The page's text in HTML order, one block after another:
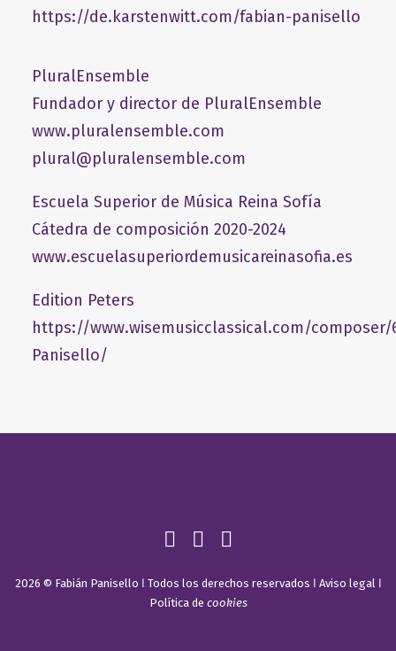
https://de.karstenwitt.com/fabian-panisello
PluralEnsemble
Fundador y director de PluralEnsemble
www.pluralensemble.com
plural@pluralensemble.com
Escuela Superior de Música Reina Sofía
Cátedra de composición 2020-2024
www.escuelasuperiordemusicareinasofia.es
Edition Peters
https://www.wisemusicclassical.com/composer/
Panisello/
2026 © Fabián Panisello ǀ Todos los derechos reservados ǀ Aviso legal ǀ
Política de cookies